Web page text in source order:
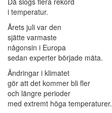
i temperatur.
Årets juli var den
sjätte varmaste
någonsin i Europa
sedan experter började mäta.
Ändringar i klimatet
gör att det kommer bli fler
och längre perioder
med extremt höga temperaturer.